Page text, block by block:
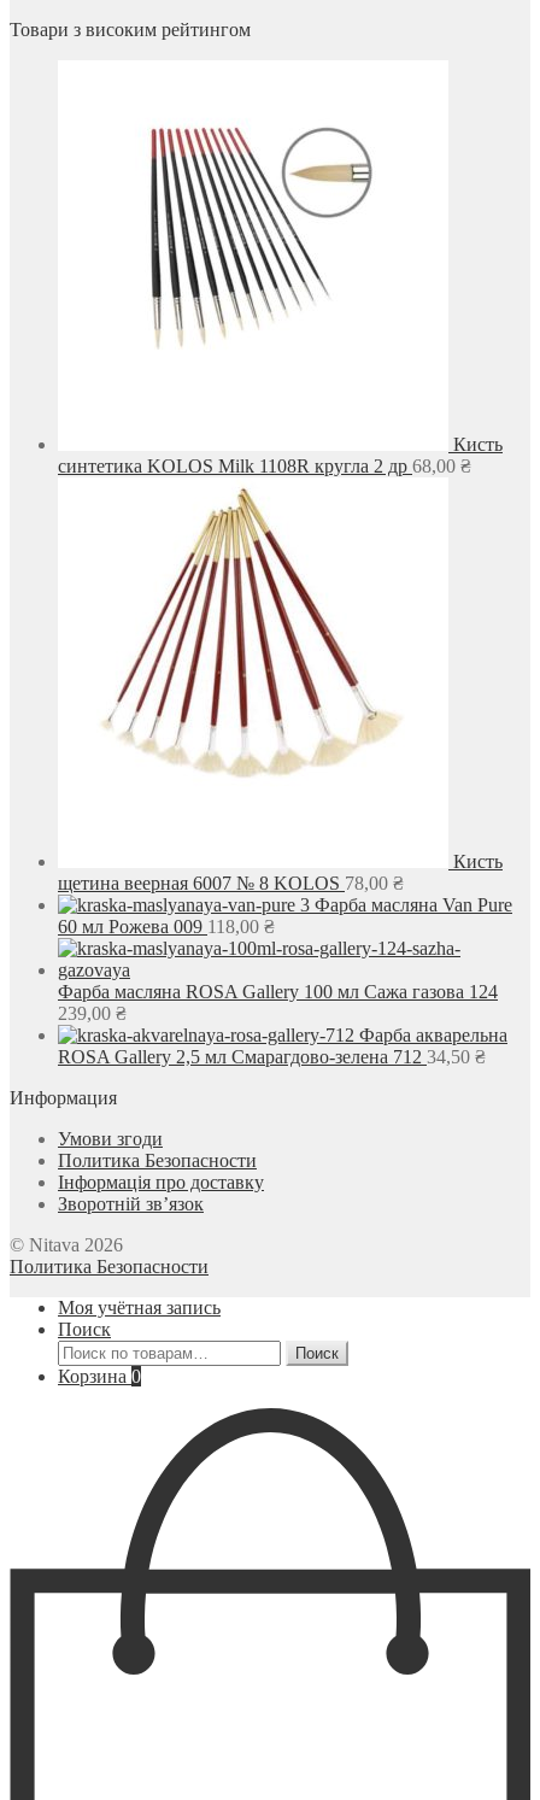
Товари з високим рейтингом
Кисть
синтетика KOLOS Milk 1108R кругла 2 др 68,00 ₴
Кисть
щетина веерная 6007 № 8 KOLOS 78,00 ₴
Фарба масляна Van Pure
60 мл Рожева 009 118,00 ₴
Фарба масляна ROSA Gallery 100 мл Сажа газова 124
239,00 ₴
Фарба акварельна
ROSA Gallery 2,5 мл Смарагдово-зелена 712 34,50 ₴
Информация
Умови згоди
Политика Безопасности
Інформація про доставку
Зворотній зв’язок
© Nitava 2026
Политика Безопасности
Моя учётная запись
Поиск
Искать:
Поиск
Корзина 0